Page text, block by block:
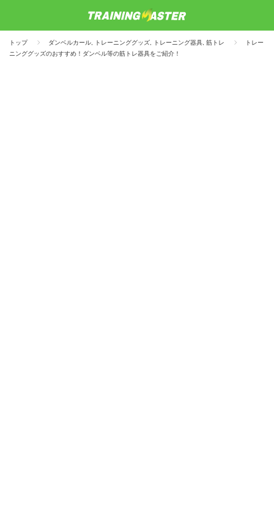
トップ ダンベルカール トレーニンググッズ トレーニング器具 筋トレ
トレー
ニンググッズのおすすめ！ダンベル等の筋トレ器具をご紹介！